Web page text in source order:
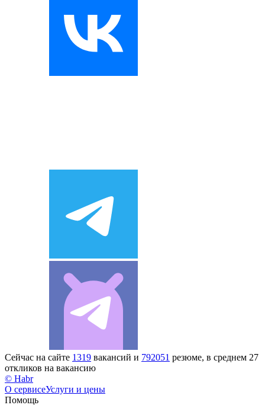
Сейчас на сайте 1319 вакансий и 792051 резюме, в среднем 27
откликов на вакансию
© Habr
О сервисеУслуги и цены
Помощь